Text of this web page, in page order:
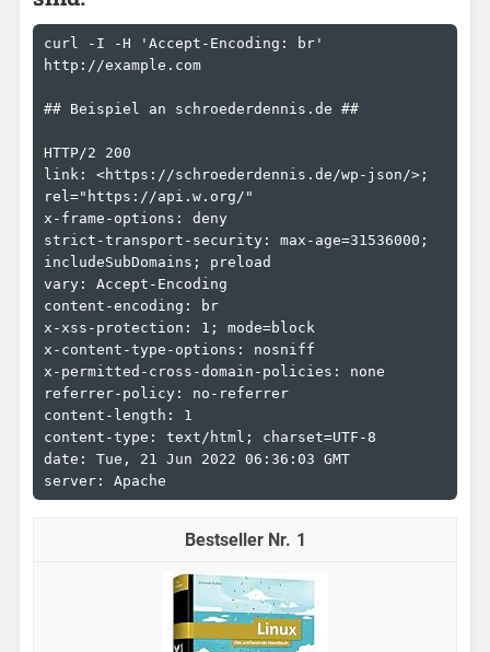
curl -I -H 'Accept-Encoding: br'
http://example.com
## Beispiel an schroederdennis.de ##
HTTP/2 200
link: <https://schroederdennis.de/wp-json/>;
rel="https://api.w.org/"
x-frame-options: deny
strict-transport-security: max-age=31536000;
includeSubDomains; preload
vary: Accept-Encoding
content-encoding: br
x-xss-protection: 1; mode=block
x-content-type-options: nosniff
x-permitted-cross-domain-policies: none
referrer-policy: no-referrer
content-length: 1
content-type: text/html; charset=UTF-8
date: Tue, 21 Jun 2022 06:36:03 GMT
1